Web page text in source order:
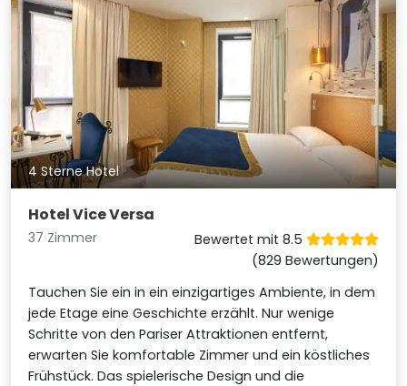
4 Sterne Hotel
Hotel Vice Versa
37 Zimmer
Bewertet mit 8.5
(829 Bewertungen)
Tauchen Sie ein in ein einzigartiges Ambiente, in dem
jede Etage eine Geschichte erzählt. Nur wenige
Schritte von den Pariser Attraktionen entfernt,
erwarten Sie komfortable Zimmer und ein köstliches
Frühstück. Das spielerische Design und die